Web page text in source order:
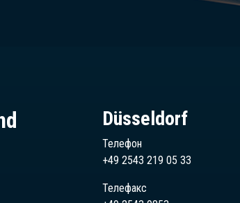
Düsseldorf
Телефон
+49 2543 219 05 33
Телефакс